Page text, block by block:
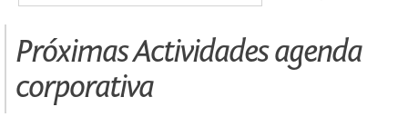
Próximas Actividades agenda
corporativa